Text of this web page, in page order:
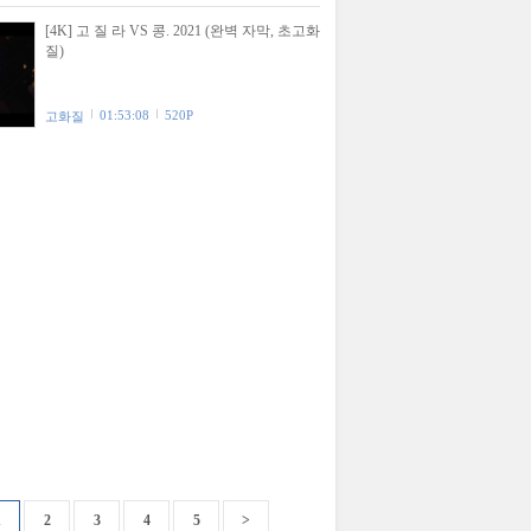
[4K] 고 질 라 VS 콩. 2021 (완벽 자막, 초고화
질)
고화질 01:53:08 520P
2 3 4 5 >